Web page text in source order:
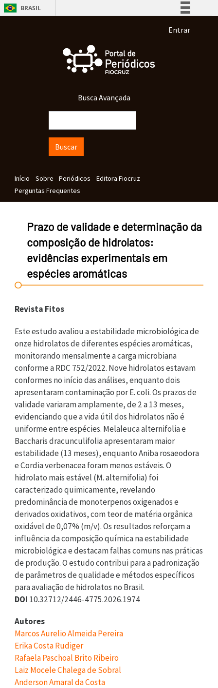
Pular para o conteúdo principal
BRASIL
Participe
Acesso à informação
Menu de
Entrar
Busca Avançada
Navegação principal
Início Sobre Periódicos
Editora Fiocruz
Perguntas Frequentes
Prazo de validade e determinação da
composição de hidrolatos:
evidências experimentais em
espécies aromáticas
Revista Fitos
Este estudo avaliou a estabilidade microbiológica de
onze hidrolatos de diferentes espécies aromáticas,
monitorando mensalmente a carga microbiana
conforme a RDC 752/2022. Nove hidrolatos estavam
conformes no início das análises, enquanto dois
apresentaram contaminação por E. coli. Os prazos de
validade variaram amplamente, de 2 a 13 meses,
evidenciando que a vida útil dos hidrolatos não é
uniforme entre espécies. Melaleuca alternifolia e
Baccharis dracunculifolia apresentaram maior
estabilidade (13 meses), enquanto Aniba rosaeodora
e Cordia verbenacea foram menos estáveis. O
hidrolato mais estável (M. alternifolia) foi
caracterizado quimicamente, revelando
predominância de monoterpenos oxigenados e
derivados oxidativos, com teor de matéria orgânica
oxidável de 0,07% (m/v). Os resultados reforçam a
influência da composição química na estabilidade
microbiológica e destacam falhas comuns nas práticas
de produção. O estudo contribui para a padronização
de parâmetros de qualidade e métodos específicos
para avaliação de hidrolatos no Brasil.
DOI 10.32712/2446-4775.2026.1974
Autores
Marcos Aurelio Almeida Pereira
Erika Costa Rudiger
Rafaela Paschoal Brito Ribeiro
Laiz Mocele Chalega de Sobral
Anderson Amaral da Costa